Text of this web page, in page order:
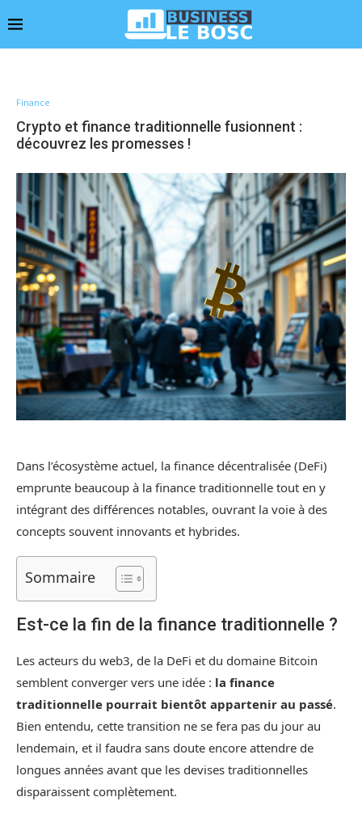
Finance
Crypto et finance traditionnelle fusionnent :
découvrez les promesses !
Dans l’écosystème actuel, la finance décentralisée (DeFi)
emprunte beaucoup à la finance traditionnelle tout en y
intégrant des différences notables, ouvrant la voie à des
concepts souvent innovants et hybrides.
Sommaire
Est-ce la fin de la finance traditionnelle ?
Les acteurs du web3, de la DeFi et du domaine Bitcoin
semblent converger vers une idée : la finance
traditionnelle pourrait bientôt appartenir au passé.
Bien entendu, cette transition ne se fera pas du jour au
lendemain, et il faudra sans doute encore attendre de
longues années avant que les devises traditionnelles
disparaissent complètement.